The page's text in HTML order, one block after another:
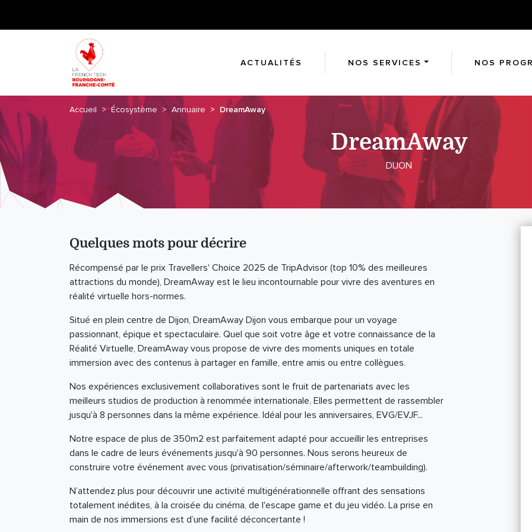
ACTUALITÉS NOS SERVICES NOS
Accueil Écosystème Annuaire DreamAway
DreamAway
DIJON
Quelques mots pour décrire
Récompensé par le prix Travellers' Choice 2025 de TripAdvisor (top 10% des meilleures
attractions du monde), DreamAway est le lieu incontournable pour vivre des aventures en
réalité virtuelle hors-normes.
Situé en plein centre de Dijon, DreamAway Dijon vous embarque pour un voyage
passionnant, épique et spectaculaire. Quel que soit votre âge et votre connaissance de la
Réalité Virtuelle, DreamAway vous propose de vivre des moments uniques en totale
immersion avec des contenus à partager en famille, entre amis ou entre collègues.
Nos expériences exclusivement collaboratives sont le fruit de partenariats avec les
meilleurs studios de production à renommée internationale. Elles permettent de rassembler
jusqu'à 8 personnes dans la même expérience. Idéal pour les anniversaires, EVG/EVJF...
Notre espace de plus de 350m2 est parfaitement adapté pour accueillir les entreprises
dans le cadre de leurs événements jusqu'à 90 personnes. Nous serons heureux de
construire votre événement avec vous (privatisation/séminaire/afterwork/teambuilding).
N’attendez plus pour découvrir une activité multigénérationnelle offrant des sensations
totalement inédites, à la croisée du cinéma, de l'escape game et du jeu vidéo. La prise en
main de nos immersions est d’une facilité déconcertante !